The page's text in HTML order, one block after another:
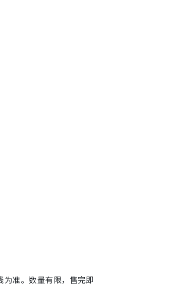
准。数量有限，售完即